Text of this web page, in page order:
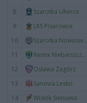
8
Szarotka Uherce
9
LKS Pisarowce
10
Szarotka Nowosielce
11
Remix Niebieszczany
12
Osława Zagórz
13
Sanovia Lesko
14
Wisłok Sieniawa